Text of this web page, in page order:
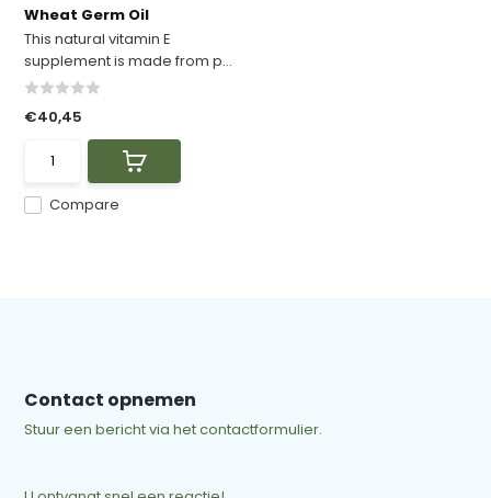
Wheat Germ Oil
This natural vitamin E
supplement is made from p...
Compare
€40,45
Contact opnemen
Stuur een bericht via het contactformulier.